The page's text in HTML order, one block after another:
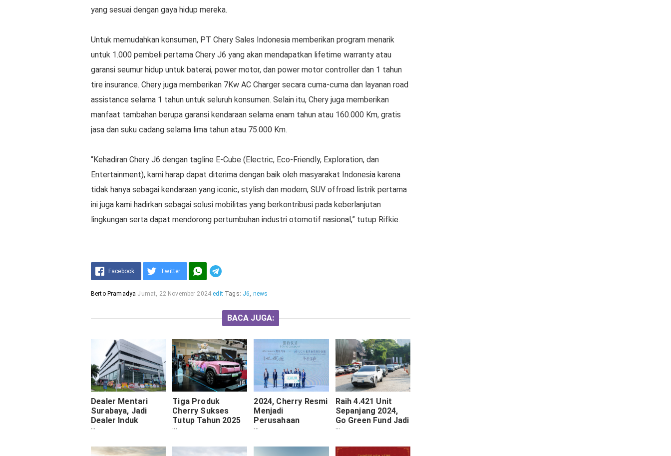
yang sesuai dengan gaya hidup mereka.
Untuk memudahkan konsumen, PT Chery Sales Indonesia memberikan program menarik
untuk 1.000 pembeli pertama Chery J6 yang akan mendapatkan lifetime warranty atau
garansi seumur hidup untuk baterai, power motor, dan power motor controller dan 1 tahun
tire insurance. Chery juga memberikan 7Kw AC Charger secara cuma-cuma dan layanan road
assistance selama 1 tahun untuk seluruh konsumen. Selain itu, Chery juga memberikan
manfaat tambahan berupa garansi kendaraan selama enam tahun atau 160.000 Km, gratis
jasa dan suku cadang selama lima tahun atau 75.000 Km.
“Kehadiran Chery J6 dengan tagline E-Cube (Electric, Eco-Friendly, Exploration, dan
Entertainment), kami harap dapat diterima dengan baik oleh masyarakat Indonesia karena
tidak hanya sebagai kendaraan yang iconic, stylish dan modern, SUV offroad listrik pertama
ini juga kami hadirkan sebagai solusi mobilitas yang berkontribusi pada keberlanjutan
lingkungan serta dapat mendorong pertumbuhan industri otomotif nasional,” tutup Rifkie.
Facebook Twitter
Berto Pramadya Jumat, 22 November 2024 edit Tags: J6, news
BACA JUGA:
Dealer Mentari
Surabaya, Jadi
Dealer Induk
Terbesar Cherry Di
Tiga Produk
Cherry Sukses
Tutup Tahun 2025
Dengan Prestasi
2024, Cherry Resmi
Menjadi
Perusahaan
Otomotif Di Cina
Angka 2 Digit
Raih 4.421 Unit
Sepanjang 2024,
Go Green Fund Jadi
Senjata Andalan
Pemasaran Omoda